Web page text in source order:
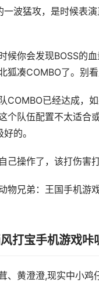
一波猛攻，是时候表
候你会发现BOSS的
狐凑COMBO了。别
COMBO已经达成，
个队伍配置不太适合
的。
己操作了，该打伤害
物兄弟：王国手机游
打宝手机游戏咔
、黄澄澄,现实中小鸡